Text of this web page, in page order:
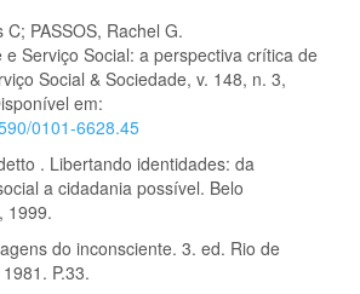
PASSOS, Rachel G.
e Serviço Social: a perspectiva crítica de
Social & Sociedade, v. 148, n. 3,
em:
0101-6628.45
. Libertando identidades: da
a cidadania possível. Belo
1999.
do inconsciente. 3. ed. Rio de
P.33.